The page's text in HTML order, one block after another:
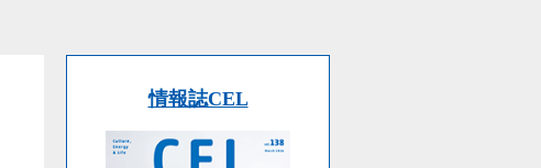
情報誌CEL